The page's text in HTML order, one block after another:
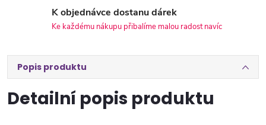
K objednávce dostanu dárek
Ke každému nákupu přibalíme malou radost navíc
Popis produktu
Detailní popis produktu